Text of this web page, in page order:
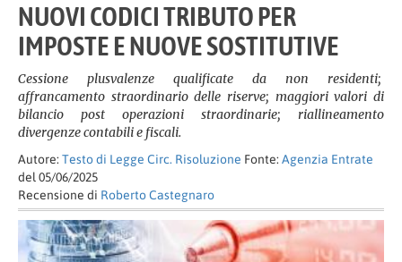
NUOVI CODICI TRIBUTO PER
IMPOSTE E NUOVE SOSTITUTIVE
Cessione plusvalenze qualificate da non residenti;
affrancamento straordinario delle riserve; maggiori valori di
bilancio post operazioni straordinarie; riallineamento
divergenze contabili e fiscali.
Autore: Testo di Legge Circ. Risoluzione Fonte: Agenzia Entrate
del 05/06/2025
Recensione di Roberto Castegnaro